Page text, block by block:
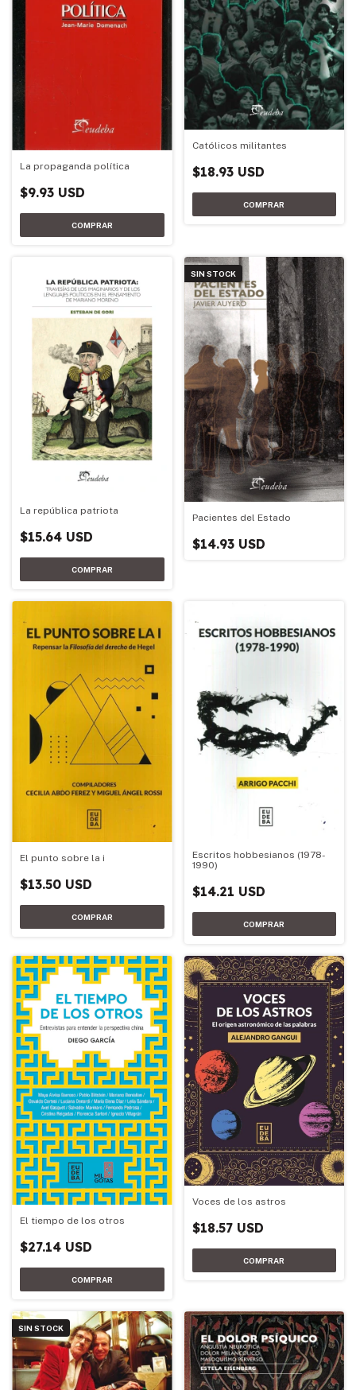
La propaganda política
$9.93 USD
Católicos militantes
$18.93 USD
La república patriota
$15.64 USD
SIN STOCK
Pacientes del Estado
$14.93 USD
El punto sobre la i
$13.50 USD
Escritos hobbesianos (1978-
1990)
$14.21 USD
El tiempo de los otros
$27.14 USD
Voces de los astros
$18.57 USD
SIN STOCK